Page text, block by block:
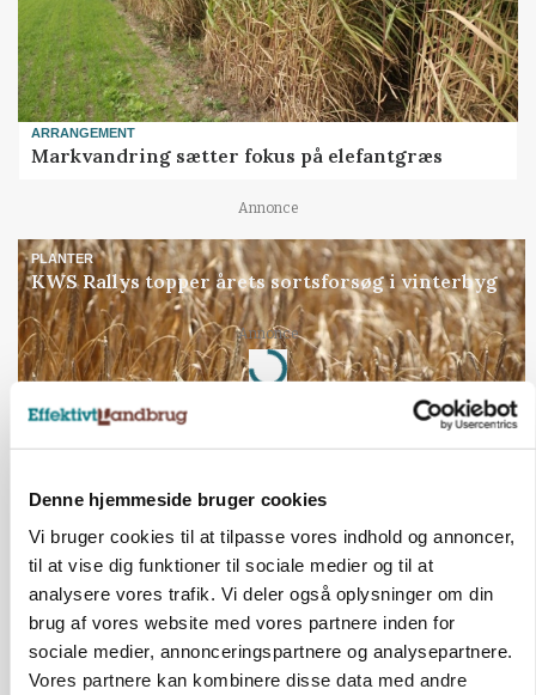
Denne hjemmeside bruger cookies
Vi bruger cookies til at tilpasse vores indhold og annoncer,
til at vise dig funktioner til sociale medier og til at
analysere vores trafik. Vi deler også oplysninger om din
brug af vores website med vores partnere inden for
sociale medier, annonceringspartnere og analysepartnere.
Vores partnere kan kombinere disse data med andre
ARRANGEMENT
Markvandring sætter fokus på elefantgræs
Annonce
PLANTER
KWS Rallys topper årets sortsforsøg i vinterbyg
Annonce
Loading...
i samarbejde med
72ledige stillinger
Opret agent
Se alle jobs